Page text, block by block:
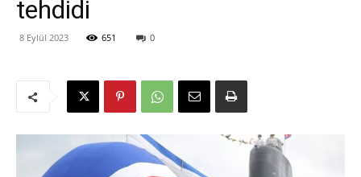
tehdidi
8 Eylül 2023 651 0